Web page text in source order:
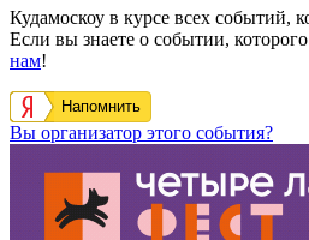
Кудамоскоу в курсе всех событий,
Если вы знаете о событии,
нам!
Напомнить
Вы организатор этого события?